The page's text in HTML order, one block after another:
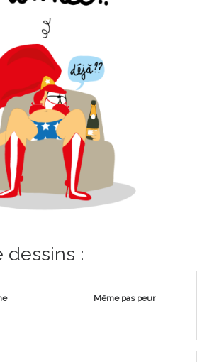
dessins :
Même pas peur